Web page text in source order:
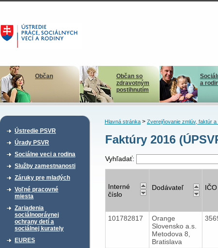
Občan
Občan so
zdravotným
postihnutím
a
Ústredie PSVR
Úrady PSVR
Sociálne veci a rodina
Služby zamestnanosti
Záruky pre mladých
Voľné pracovné
miesta
Zariadenia
sociálnoprávnej
ochrany detí a
sociálnej kurately
EURES
Hlavná stránka> Zverejňovanie zmlúv, faktúr a
Faktúry 2016
Vyhľadať:
Interné
číslo
Dodávateľ IČO
101782817
Orange
Slovensko a.s.
Metodova 8,
Bratislava